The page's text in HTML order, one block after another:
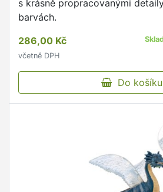
s krásně propracovanými
barvách.
286,00 Kč
včetně DPH
Do košíku